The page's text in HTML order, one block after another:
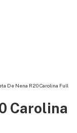
De Nena R20 Carolina Full
Carolina